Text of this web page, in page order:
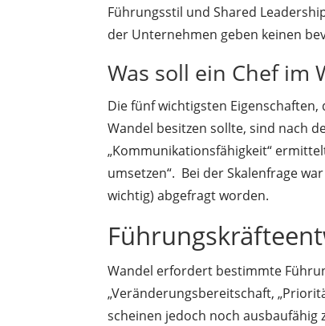
Führungsstil und Shared
der Unternehmen geben keinen
Was soll ein Chef im
Die fünf wichtigsten Eigenschaften,
Wandel besitzen sollte, sind nach
„Kommunikationsfähigkeit“
umsetzen“. Bei der Skalenfrage
wichtig) abgefragt worden.
Wandel erfordert bestimmte
„Veränderungsbereitschaft,
scheinen jedoch noch